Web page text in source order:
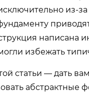
из-
написана
избежать
статьи — дать
абстрактные